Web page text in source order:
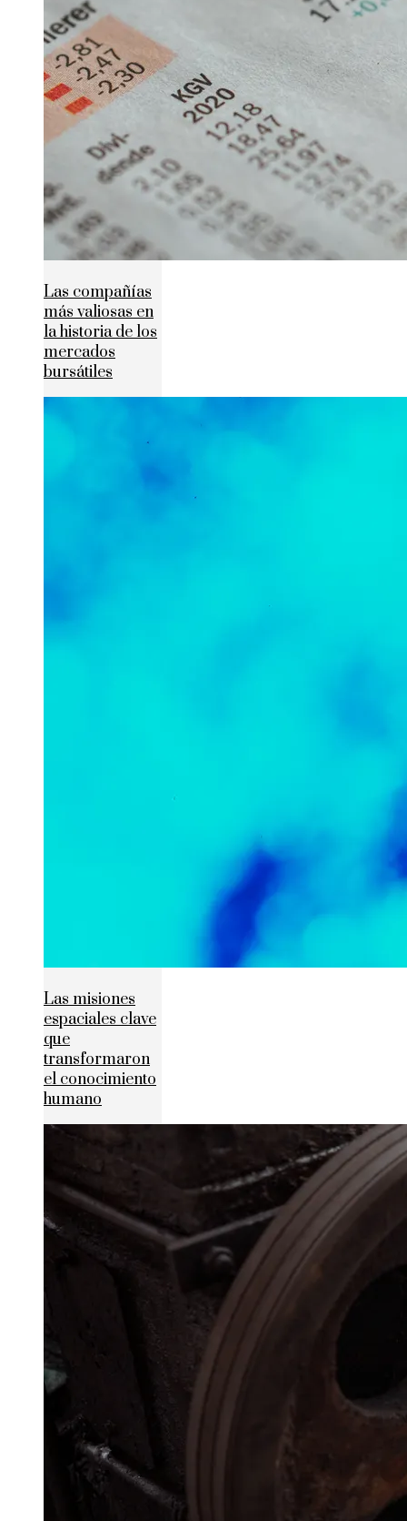
Las compañías
más valiosas en
la historia de los
mercados
bursátiles
Las misiones
espaciales clave
que
transformaron
el conocimiento
humano